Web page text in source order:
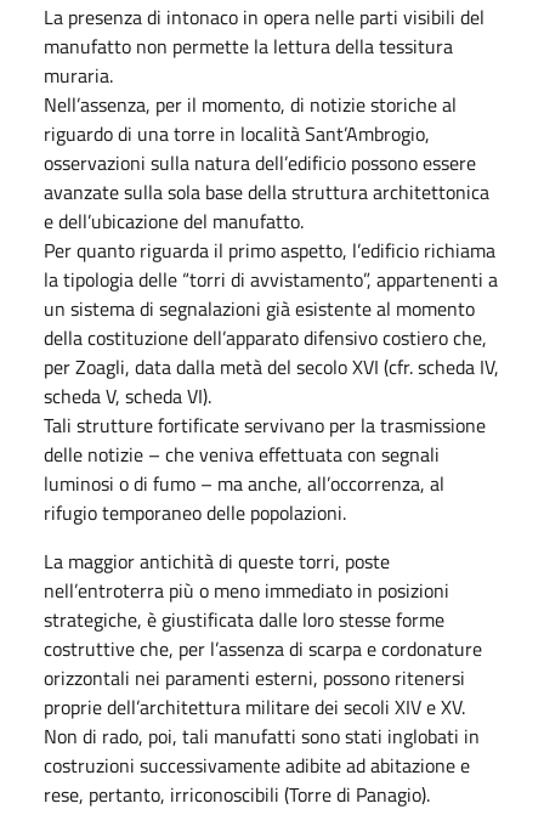
La presenza di intonaco in opera nelle parti visibili del
manufatto non permette la lettura della tessitura
muraria.
Nell’assenza, per il momento, di notizie storiche al
riguardo di una torre in località Sant’Ambrogio,
osservazioni sulla natura dell’edificio possono essere
avanzate sulla sola base della struttura architettonica
e dell’ubicazione del manufatto.
Per quanto riguarda il primo aspetto, l’edificio richiama
la tipologia delle “torri di avvistamento”, appartenenti a
un sistema di segnalazioni già esistente al momento
della costituzione dell’apparato difensivo costiero che,
per Zoagli, data dalla metà del secolo XVI (cfr. scheda IV,
scheda V, scheda VI).
Tali strutture fortificate servivano per la trasmissione
delle notizie – che veniva effettuata con segnali
luminosi o di fumo – ma anche, all’occorrenza, al
rifugio temporaneo delle popolazioni.
La maggior antichità di queste torri, poste
nell’entroterra più o meno immediato in posizioni
strategiche, è giustificata dalle loro stesse forme
costruttive che, per l’assenza di scarpa e cordonature
orizzontali nei paramenti esterni, possono ritenersi
proprie dell’architettura militare dei secoli XIV e XV.
Non di rado, poi, tali manufatti sono stati inglobati in
costruzioni successivamente adibite ad abitazione e
rese, pertanto, irriconoscibili (Torre di Panagio).